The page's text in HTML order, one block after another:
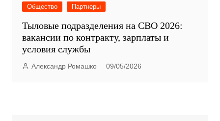
Общество Партнеры
Тыловые подразделения на СВО 2026:
вакансии по контракту, зарплаты и
условия службы
Александр Ромашко 09/05/2026